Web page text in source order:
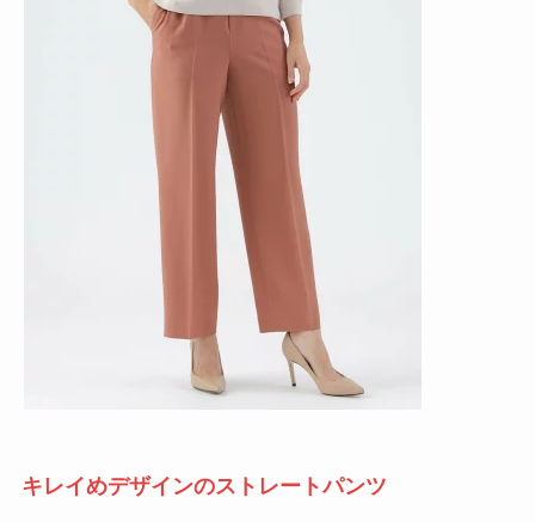
キレイめデザインのストレートパンツ